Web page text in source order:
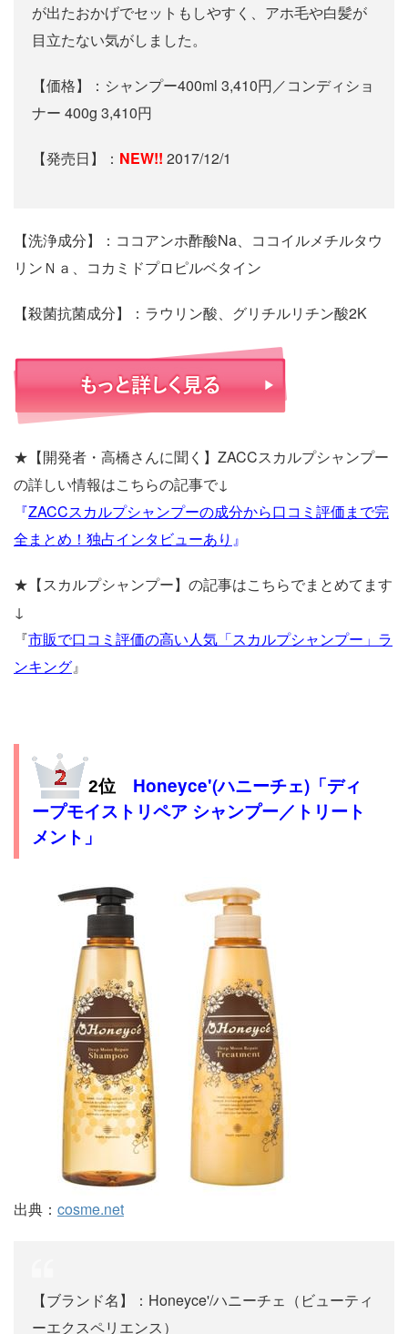
が出たおかげでセットもしやすく、アホ毛や白髪が
目立たない気がしました。
【価格】：シャンプー400ml 3,410円／コンディショ
ナー 400g 3,410円
【発売日】： NEW!! 2017/12/1
【洗浄成分】：ココアンホ酢酸Na、ココイルメチルタウ
リンＮａ、コカミドプロピルベタイン
【殺菌抗菌成分】：ラウリン酸、グリチルリチン酸2K
★【開発者・高橋さんに聞く】ZACCスカルプシャンプー
の詳しい情報はこちらの記事で↓
『ZACCスカルプシャンプーの成分から口コミ評価まで完
全まとめ！独占インタビューあり 』
★【スカルプシャンプー】の記事はこちらでまとめてます
↓
『市販で口コミ評価の高い人気「スカルプシャンプー」ラ
ンキング』
2位 Honeyce'(ハニーチェ)「ディ
ープモイストリペア シャンプー／トリート
メント」
出典： cosme.net
【ブランド名】：Honeyce'/ハニーチェ（ビューティ
ーエクスペリエンス）